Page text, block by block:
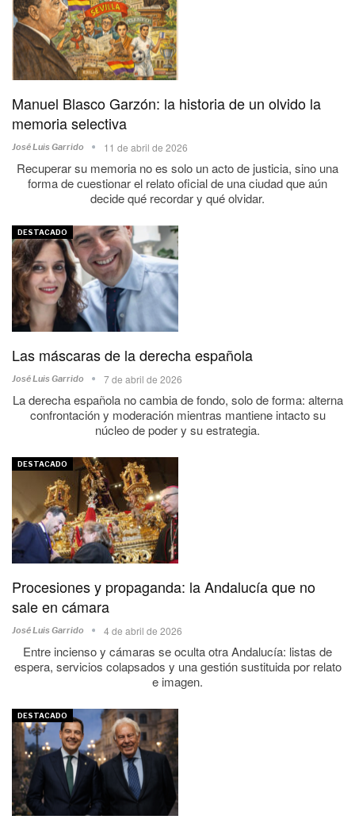
Manuel Blasco Garzón: la historia de un olvido la
memoria selectiva
José Luis Garrido 11 de abril de 2026
Recuperar su memoria no es solo un acto de justicia, sino una
forma de cuestionar el relato oficial de una ciudad que aún
decide qué recordar y qué olvidar.
DESTACADO
Las máscaras de la derecha española
José Luis Garrido 7 de abril de 2026
La derecha española no cambia de fondo, solo de forma: alterna
confrontación y moderación mientras mantiene intacto su
núcleo de poder y su estrategia.
DESTACADO
Procesiones y propaganda: la Andalucía que no
sale en cámara
José Luis Garrido 4 de abril de 2026
Entre incienso y cámaras se oculta otra Andalucía: listas de
espera, servicios colapsados y una gestión sustituida por relato
e imagen.
DESTACADO